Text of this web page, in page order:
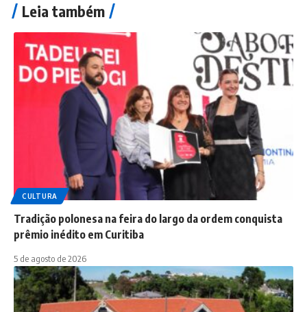
Leia também
CULTURA
Tradição polonesa na feira do largo da ordem conquista
prêmio inédito em Curitiba
5 de agosto de 2026